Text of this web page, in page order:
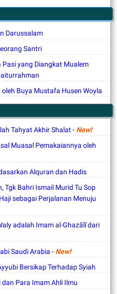
Darussalam
Santri
Pasi yang Diangkat Mualem
oleh Buya Mustafa Husen Woyla
Tahyat Akhir Shalat - New!
Muasal Pemakaiannya oleh
Alquran dan Hadis
Tgk Bahri Ismail Murid Tu Sop
sebagai Perjalanan Menuju
adalah Imam al-Ghazālī dari
Saudi Arabia - New!
Bersikap Terhadap Syiah
Para Imam Ahli Ilmu